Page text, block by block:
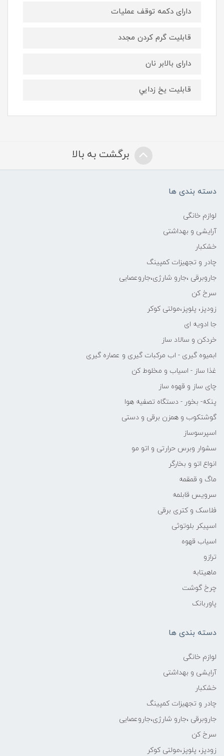
دارای دکمه توقف عملیات
قابلیت گرم کردن مجدد
دارای بالابر نان
قابليت يخ زدايي
برگشت به بالا
دسته بندی ها
لوازم خانگی
آرایشی و بهداشتی
خشکبار
چادر و تجهیزات کمپینگ
جاروبرقی ،جارو شارژی،جاروعصایی
سرخ کن
زودپز، پلوپز،مولتی کوکر
جا ادویه ای
خردکن و سالاد ساز
ابمیوه گیری - اب مرکبات گیری و عصاره گیری
غذا ساز - اسیاب و مخلوط کن
چای ساز و قهوه ساز
پنکه- بخور - دستگاه تصفیه هوا
گوشتکوب و همزن برقی و دستی
اسپرسوساز
سشوار وبرس حرارتی و اتو مو
انواع اتو و بخارگر
ماگ و قمقمه
سرویس قابلمه
فلاسک و کتری برقی
اسپیکر بلوتوثی
اسیاب قهوه
ترازو
ماهیتابه
چرخ گوشت
پاوربانک
دسته بندی ها
لوازم خانگی
آرایشی و بهداشتی
خشکبار
چادر و تجهیزات کمپینگ
جاروبرقی ،جارو شارژی،جاروعصایی
سرخ کن
زودپز، پلوپز،مولتی کوکر